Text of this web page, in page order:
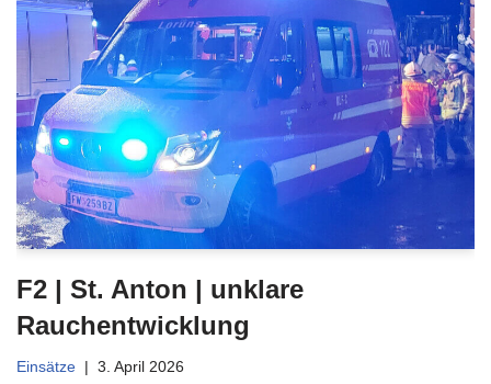
F2 | St. Anton | unklare
Rauchentwicklung
Einsätze 3. April 2026